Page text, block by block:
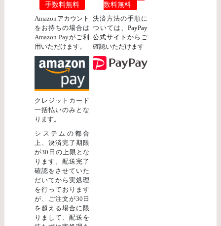
手数料無料
Amazonアカウント
をお持ちの場合は
Amazon Payがご利
用いただけます。
クレジットカード
一括払いのみとな
ります。
システムの都合
上、決済完了期限
が30日の上限とな
ります。配送完了
確認をさせていた
だいてから実処理
を行っております
が、ご注文が30日
を超える場合に限
りまして、配送を
数料無料
決済方法の手順に
ついては、PayPay
公式サイトからご
確認いただけます